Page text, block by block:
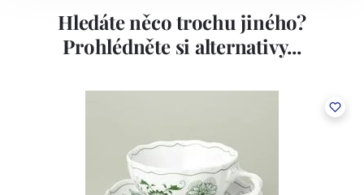
Hledáte něco trochu jiného?
Prohlédněte si alternativy...